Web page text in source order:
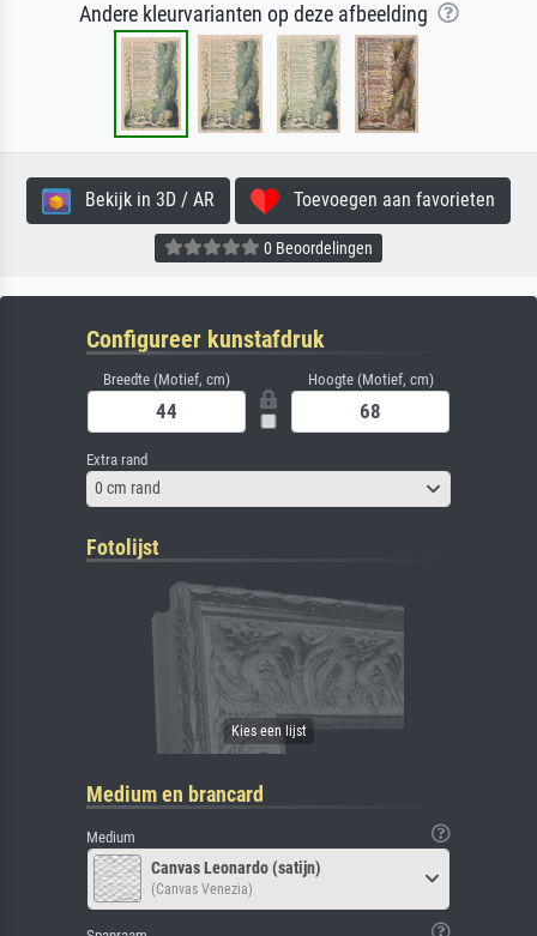
Andere kleurvarianten op deze afbeelding
Bekijk in 3D / AR Toevoegen aan favorieten
0 Beoordelingen
Configureer kunstafdruk
Breedte (Motief, cm) Hoogte (Motief, cm)
Extra rand
0 cm rand
Fotolijst
Medium en brancard
Medium
Canvas Leonardo (satijn)
(Canvas Venezia)